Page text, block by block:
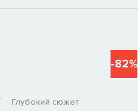
Глубокий сюжет
-82%